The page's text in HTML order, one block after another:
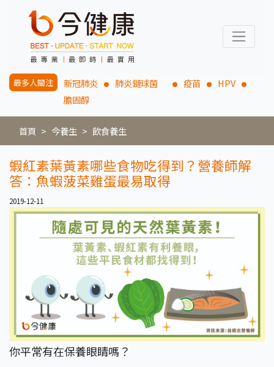
最多人關注 新冠肺炎 肺炎鏈球菌 疫苗
HPV
膽固醇
首頁 今養生 飲食養生
蝦紅素葉黃素哪些食物吃得到？營養師解
答：魚蝦菠菜雞蛋最易取得
2019-12-11
你平常有在保養眼睛嗎？